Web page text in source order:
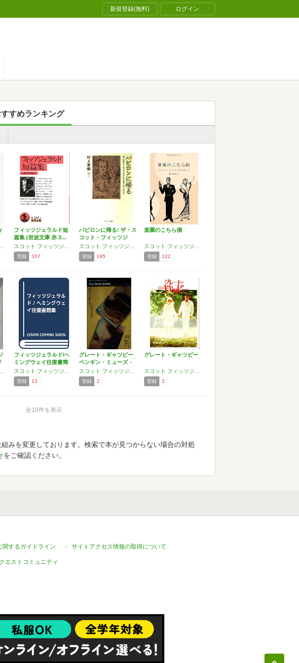
新規登録(無料) ログイン
すめランキング
フィッツジェラルド短
篇集 (岩波文庫 赤 3…
登録 337
バビロンに帰る: ザ・ス
コット・フィッツジ
ェ…
登録 195
楽園のこちら側
登録 122
フィッツジェラルド/ヘ
ミングウェイ往復書簡
集
登録 13
グレート・ギャツビー
ペンギン・ミューズ・
コ…
登録 2
グレート・ギャツビー
登録 2
全10件を表示
みを変更しております。検索で本が見つからない場合の対処
をご確認ください。
するガイドライン サイトアクセス情報の取得について
エストコミュニティ